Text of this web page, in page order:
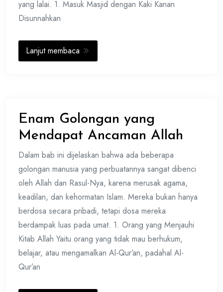
yang lalai. 1. Masuk Masjid dengan Kaki Kanan
Disunnahkan
Lanjut membaca
Enam Golongan yang
Mendapat Ancaman Allah
Dalam bab ini dijelaskan bahwa ada beberapa
golongan manusia yang perbuatannya sangat dibenci
oleh Allah dan Rasul-Nya, karena merusak agama,
keadilan, dan kehormatan Islam. Mereka bukan hanya
berdosa secara pribadi, tetapi dosa mereka
berdampak luas pada umat. 1. Orang yang Menjauhi
Kitab Allah Yaitu orang yang tidak mau berhukum,
belajar, atau mengamalkan Al-Qur’an, padahal Al-
Qur’an